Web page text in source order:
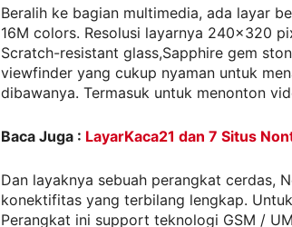
Beralih ke bagian multimedia, ada layar
16M colors. Resolusi layarnya 240×320
Scratch-resistant glass,Sapphire gem
viewfinder yang cukup nyaman untuk
dibawanya. Termasuk untuk menonton
Baca Juga : LayarKaca21 dan 7 Situs
Dan layaknya sebuah perangkat cerdas,
konektifitas yang terbilang lengkap.
Perangkat ini support teknologi GSM /